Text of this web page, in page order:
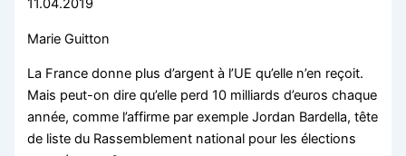
11.04.2019
Marie Guitton
La France donne plus d’argent à l’UE qu’elle n’en reçoit.
Mais peut-on dire qu’elle perd 10 milliards d’euros chaque
année, comme l’affirme par exemple Jordan Bardella, tête
de liste du Rassemblement national pour les élections